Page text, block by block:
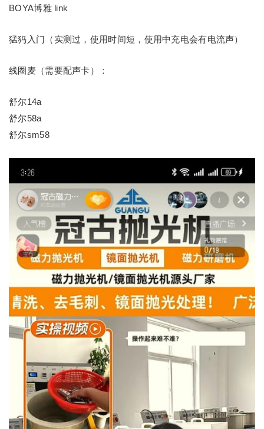
BOYA博雅 link
猛犸入门（实测过，使用时间短，使用中充电会有电流声）
线圈麦（需要配声卡）：
舒尔14a
舒尔58a
舒尔sm58